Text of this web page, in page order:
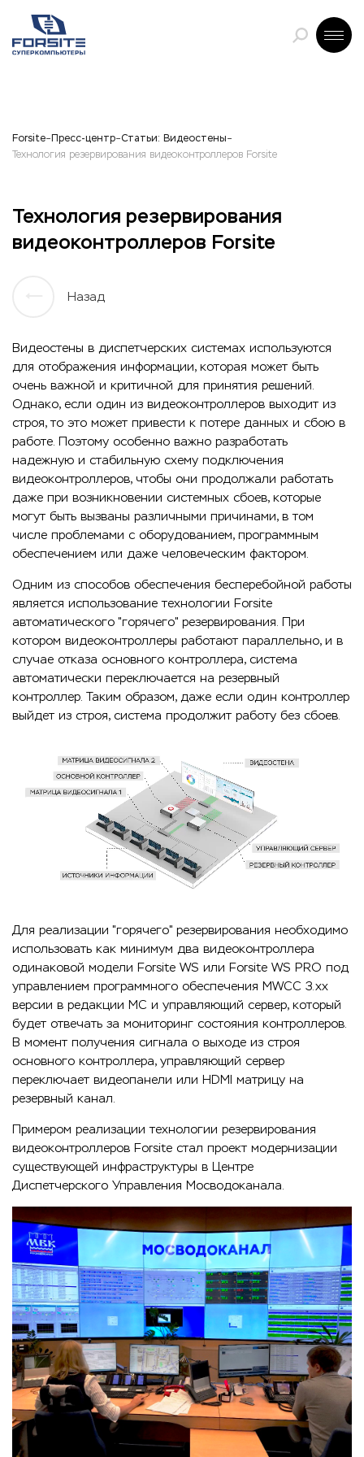
Forsite Пресс-центр Статьи: Видеостены
Технология резервирования видеоконтроллеров Forsite
Технология резервирования
видеоконтроллеров Forsite
Назад
Видеостены в диспетчерских системах используются
для отображения информации, которая может быть
очень важной и критичной для принятия решений.
Однако, если один из видеоконтроллеров выходит из
строя, то это может привести к потере данных и сбою в
работе. Поэтому особенно важно разработать
надежную и стабильную схему подключения
видеоконтроллеров, чтобы они продолжали работать
даже при возникновении системных сбоев, которые
могут быть вызваны различными причинами, в том
числе проблемами с оборудованием, программным
обеспечением или даже человеческим фактором.
Одним из способов обеспечения бесперебойной работы
является использование технологии Forsite
автоматического "горячего" резервирования. При
котором видеоконтроллеры работают параллельно, и в
случае отказа основного контроллера, система
автоматически переключается на резервный
контроллер. Таким образом, даже если один контроллер
выйдет из строя, система продолжит работу без сбоев.
Для реализации "горячего" резервирования необходимо
использовать как минимум два видеоконтроллера
одинаковой модели Forsite WS или Forsite WS PRO под
управлением программного обеспечения MWCC 3.xx
версии в редакции MC и управляющий сервер, который
будет отвечать за мониторинг состояния контроллеров.
В момент получения сигнала о выходе из строя
основного контроллера, управляющий сервер
переключает видеопанели или HDMI матрицу на
резервный канал.
Примером реализации технологии резервирования
видеоконтроллеров Forsite стал проект модернизации
существующей инфраструктуры в Центре
Диспетчерского Управления Мосводоканала.